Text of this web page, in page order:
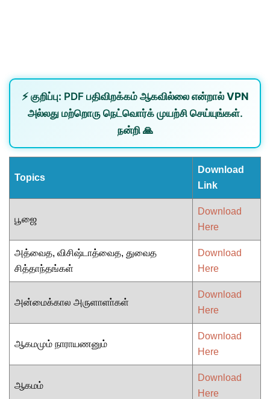
⚡ குறிப்பு: PDF பதிவிறக்கம் ஆகவில்லை என்றால் VPN
அல்லது மற்றொரு நெட்வொர்க்முயற்சி செய்யுங்கள்.
நன்றி 🙏
Topics
Download
Link
பூஜை
Download
Here
அத்வைத, விசிஷ்டாத்வைத, துவைத
சித்தாந்தங்கள்
Download
Here
அன்மைக்கால அருளாளா்கள்
Download
Here
ஆகமமும் நாராயணனும்
Download
Here
ஆகமம்
Download
Here